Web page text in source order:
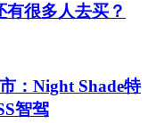
有很多人去买？
：Night Shade特
智驾